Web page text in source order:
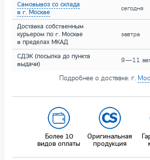
Самовывоз со склада
в г. Москве
сегодня
Доставка собственным
курьером по г. Москве
в пределах МКАД
завтра
СДЭК (посылка до пункта
выдачи)
9 — 11
Подробнее о доставке: г.
Более 10
видов оплаты
Оригинальная
продукция